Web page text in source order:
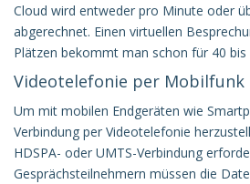
Cloud wird entweder pro Minute oder
abgerechnet. Einen virtuellen
Plätzen bekommt man schon für 40 bis
Videotelefonie per Mobilfunk
Um mit mobilen Endgeräten wie
Verbindung per Videotelefonie
HDSPA- oder UMTS-Verbindung
Gesprächsteilnehmern müssen die